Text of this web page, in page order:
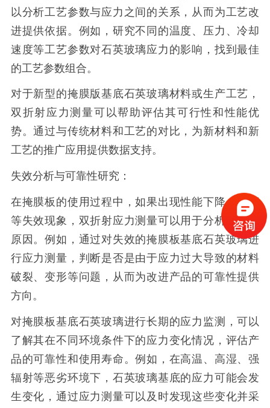
以分析工艺参数与应力之间的关系，从而为工艺改
进提供依据。例如，研究不同的温度、压力、冷却
速度等工艺参数对石英玻璃应力的影响，找到最佳
的工艺参数组合。
对于新型的掩膜版基底石英玻璃材料或生产工艺，
双折射应力测量可以帮助评估其可行性和性能优
势。通过与传统材料和工艺的对比，为新材料和新
工艺的推广应用提供数据支持。
失效分析与可靠性研究：
在掩膜板的使用过程中，如果出现性能下降、损坏
等失效现象，双折射应力测量可以用于分析失效的
原因。例如，通过对失效的掩膜板基底石英玻璃进
行应力测量，判断是否是由于应力过大导致的材料
破裂、变形等问题，从而为改进产品的可靠性提供
方向。
对掩膜板基底石英玻璃进行长期的应力监测，可以
了解其在不同环境条件下的应力变化情况，评估产
品的可靠性和使用寿命。例如，在高温、高湿、强
辐射等恶劣环境下，石英玻璃基底的应力可能会发
生变化，通过应力测量可以及时发现这些变化并采